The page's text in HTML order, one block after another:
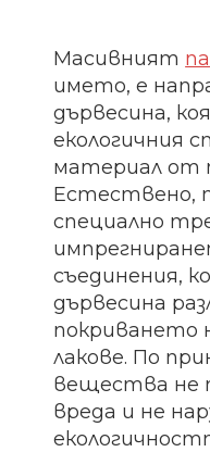
Масивният
името, е
дървесина,
екологичния
материал от
Естествено,
специално
съединения,
дървесина
покриването
лакове. По
вещества не
вреда и не